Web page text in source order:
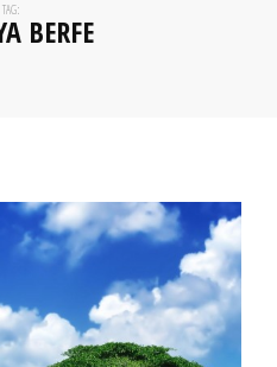
TAG:
BERFE